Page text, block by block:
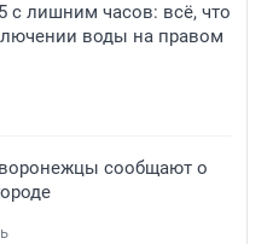
с лишним часов: всё, что
воды на правом
сообщают о